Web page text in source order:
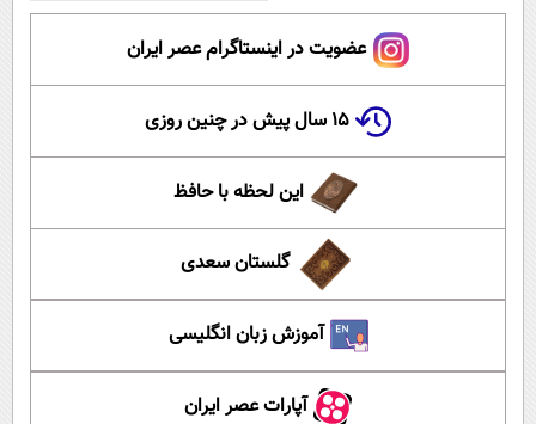
عضویت در اینستاگرام عصر ایران
۱۵ سال پیش در چنین روزی
این لحظه با حافظ
گلستان سعدی
آموزش زبان انگلیسی
آپارات عصر ایران